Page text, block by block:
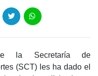
la Secretaría de
(SCT) les ha dado el